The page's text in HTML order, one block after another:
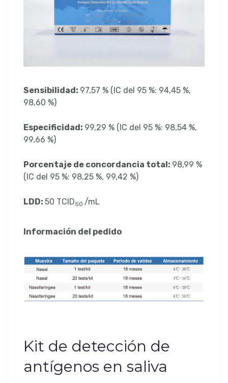
Sensibilidad: 97,57 % (IC del 95 %: 94,45 %,
98,60 %)
Especificidad: 99,29 % (IC del 95 %: 98,54 %,
99,66 %)
Porcentaje de concordancia total: 98,99 %
(IC del 95 %: 98,25 %, 99,42 %)
LDD: 50 TCID50 /mL
Información del pedido
Kit de detección de
antígenos en saliva